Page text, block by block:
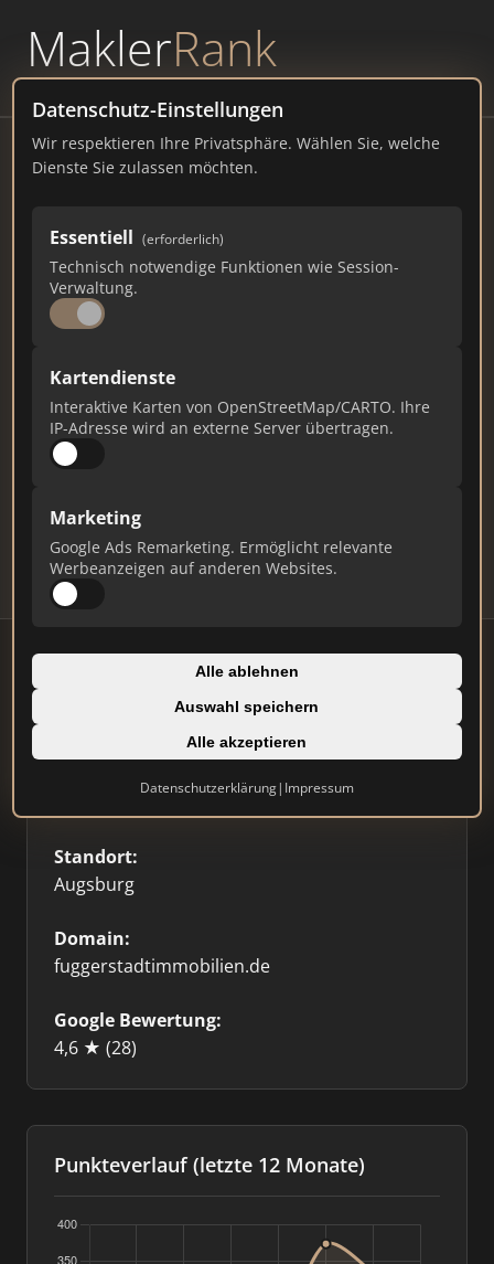
MaklerRank
powered byWAVEPOINT
Datenschutz-Einstellungen
Wir respektieren Ihre Privatsphäre. Wählen Sie, welche
Dienste Sie zulassen möchten.
Essentiell (erforderlich)
Technisch notwendige Funktionen wie Session-
Verwaltung.
Kartendienste
Interaktive Karten von OpenStreetMap/CARTO. Ihre
IP-Adresse wird an externe Server übertragen.
Marketing
Google Ads Remarketing. Ermöglicht relevante
Werbeanzeigen auf anderen Websites.
Alle ablehnen
Auswahl speichern
Alle akzeptieren
Datenschutzerklärung| Impressum
Fuggerstadt Immobilien & Wohnbau
fuggerstadtimmobilien.de
260
Ist das Ihr Unternehmen?
Verifizieren Sie Ihr Profil, bearbeiten Sie Ihre
Updates.
Profil beanspruchen
Standort:
Augsburg
Domain:
fuggerstadtimmobilien.de
Google Bewertung:
4,6 ★ (28)
Punkteverlauf (letzte 12 Monate)